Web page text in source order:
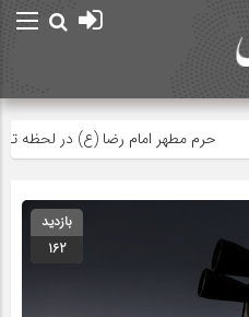
حرم مطهر امام رضا (ع) در لحظه
بازدید
162